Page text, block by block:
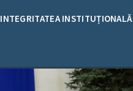
INTEGRITATEA INSTITUȚIONALĂ